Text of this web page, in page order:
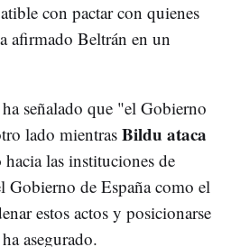
con pactar con quienes
afirmado Beltrán en un
señalado que "el Gobierno
lado mientras Bildu ataca
hacia las instituciones de
Gobierno de España como el
estos actos y posicionarse
asegurado.